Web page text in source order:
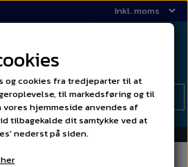
og cookies fra tredjeparter til at
til markedsføring og til
vores hjemmeside anvendes af
tilbagekalde dit samtykke ved at
nederst på siden.